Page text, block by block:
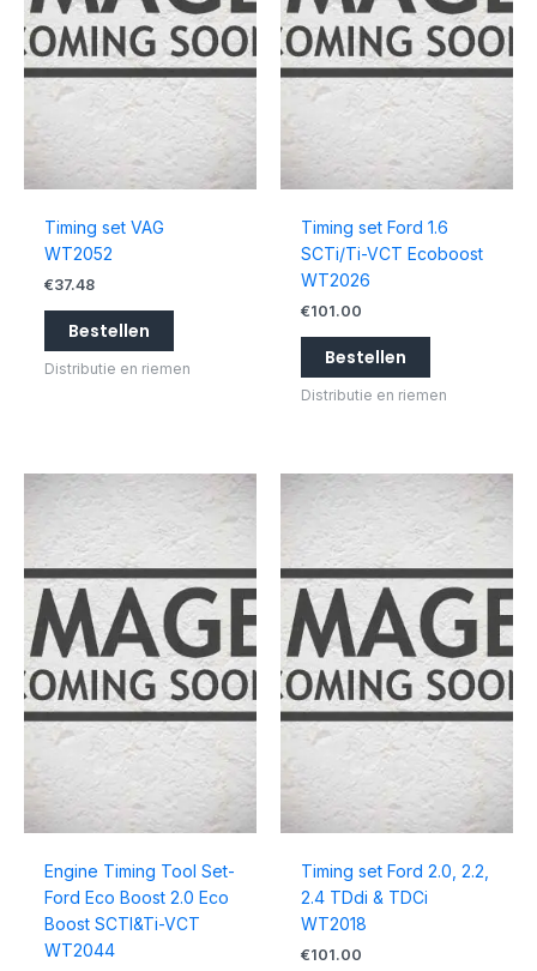
Timing set VAG
WT2052
€37.48
Bestellen
Distributie en riemen
Timing set Ford 1.6
SCTi/Ti-VCT Ecoboost
WT2026
€101.00
Bestellen
Distributie en riemen
Engine Timing Tool Set-
Ford Eco Boost 2.0 Eco
Boost SCTI&Ti-VCT
WT2044
Timing set Ford 2.0, 2.2,
2.4 TDdi & TDCi
WT2018
€101.00